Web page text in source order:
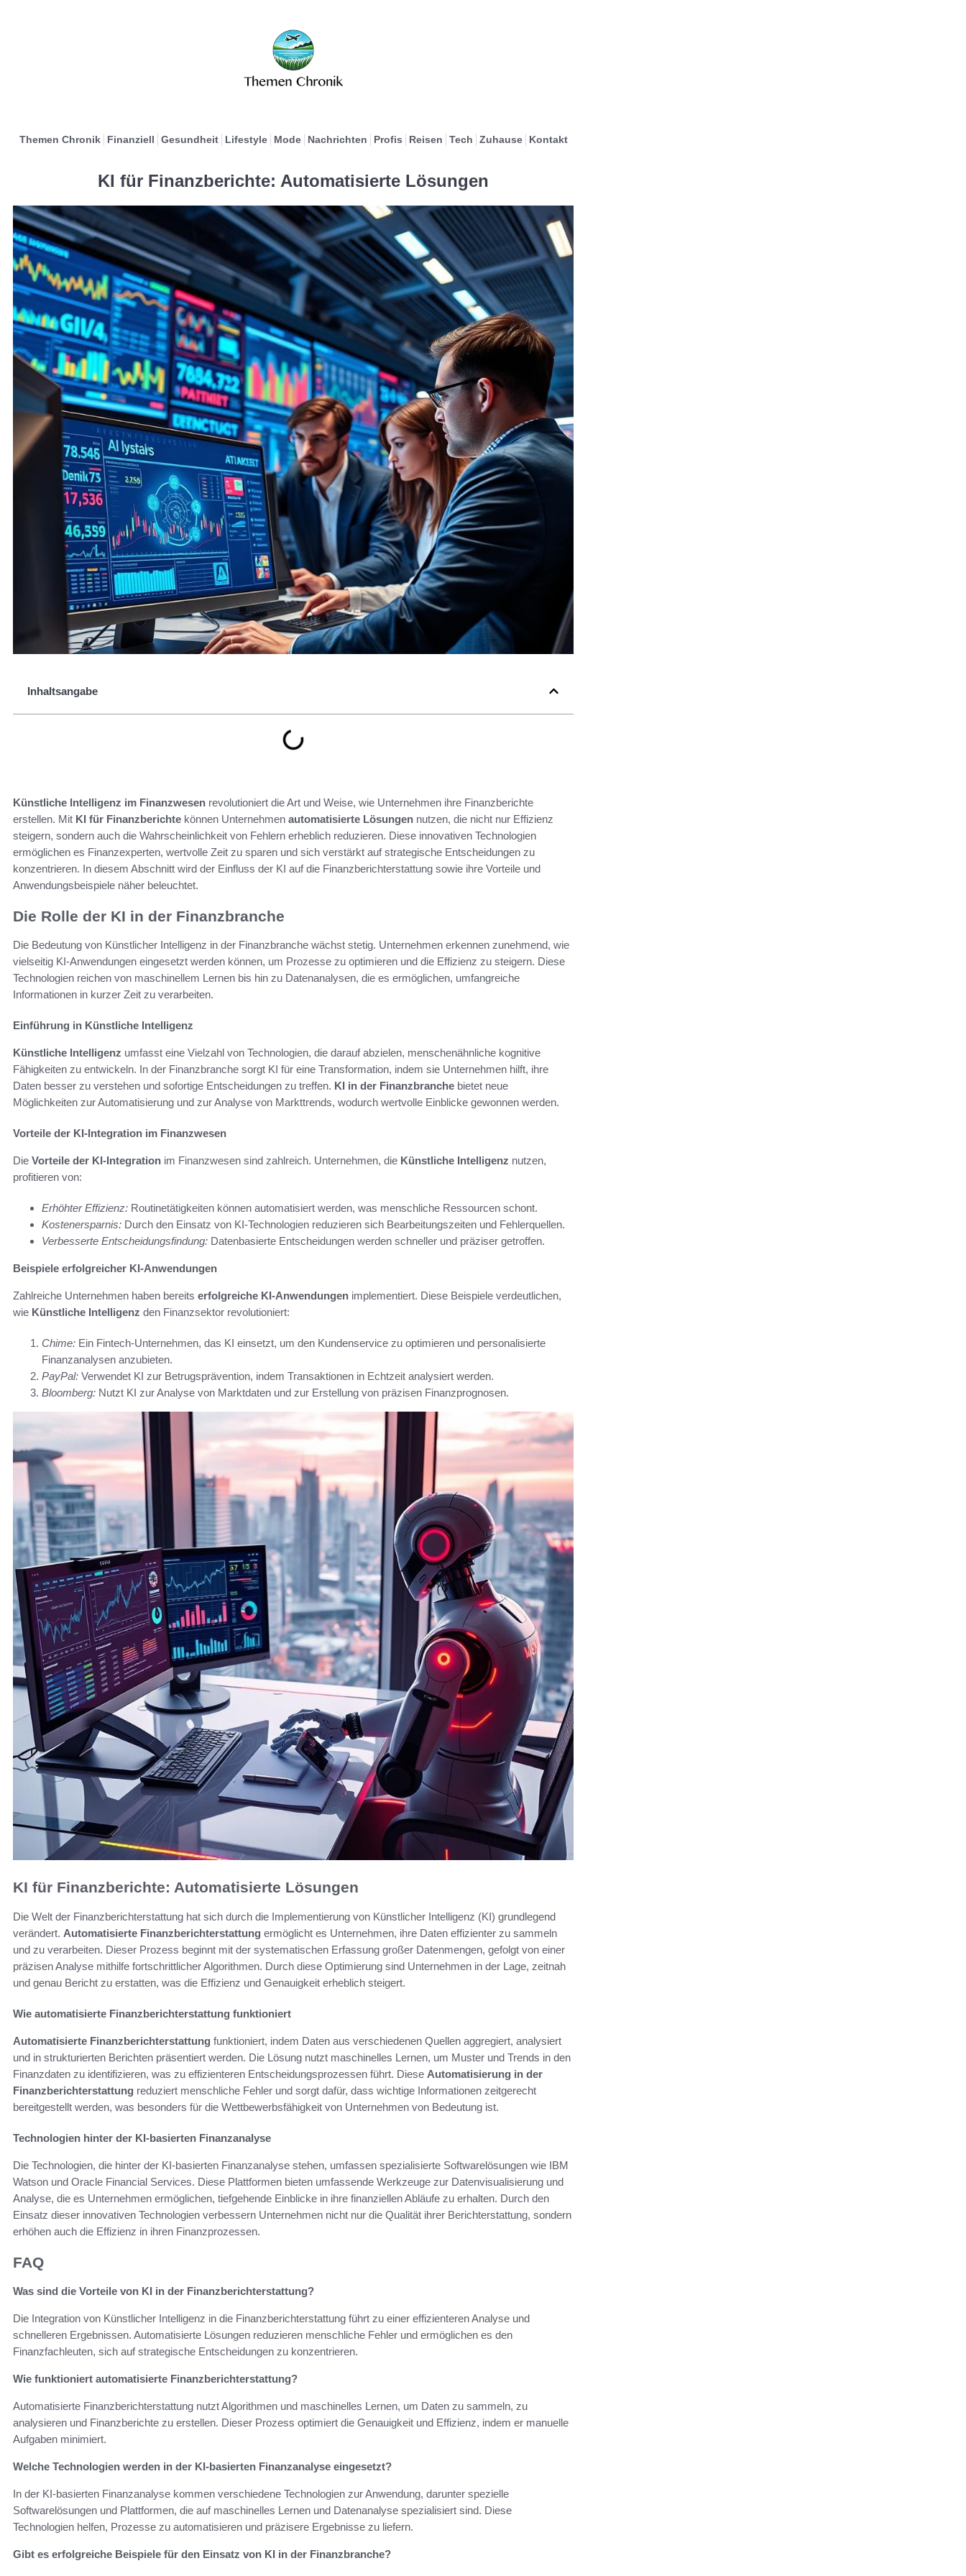
Themen Chronik Finanziell Gesundheit Lifestyle Mode Nachrichten Profis Reisen Tech Zuhause Kontakt
KI für Finanzberichte: Automatisierte Lösungen
Inhaltsangabe
Künstliche Intelligenz im Finanzwesen revolutioniert die Art und Weise, wie Unternehmen ihre Finanzberichte
erstellen. Mit KI für Finanzberichte können Unternehmen automatisierte Lösungen nutzen, die nicht nur Effizienz
steigern, sondern auch die Wahrscheinlichkeit von Fehlern erheblich reduzieren. Diese innovativen Technologien
ermöglichen es Finanzexperten, wertvolle Zeit zu sparen und sich verstärkt auf strategische Entscheidungen zu
konzentrieren. In diesem Abschnitt wird der Einfluss der KI auf die Finanzberichterstattung sowie ihre Vorteile und
Anwendungsbeispiele näher beleuchtet.
Die Rolle der KI in der Finanzbranche
Die Bedeutung von Künstlicher Intelligenz in der Finanzbranche wächst stetig. Unternehmen erkennen zunehmend, wie
vielseitig KI-Anwendungen eingesetzt werden können, um Prozesse zu optimieren und die Effizienz zu steigern. Diese
Technologien reichen von maschinellem Lernen bis hin zu Datenanalysen, die es ermöglichen, umfangreiche
Informationen in kurzer Zeit zu verarbeiten.
Einführung in Künstliche Intelligenz
Künstliche Intelligenz umfasst eine Vielzahl von Technologien, die darauf abzielen, menschenähnliche kognitive
Fähigkeiten zu entwickeln. In der Finanzbranche sorgt KI für eine Transformation, indem sie Unternehmen hilft, ihre
Daten besser zu verstehen und sofortige Entscheidungen zu treffen. KI in der Finanzbranche bietet neue
Möglichkeiten zur Automatisierung und zur Analyse von Markttrends, wodurch wertvolle Einblicke gewonnen werden.
Vorteile der KI-Integration im Finanzwesen
Die Vorteile der KI-Integration im Finanzwesen sind zahlreich. Unternehmen, die Künstliche Intelligenz nutzen,
profitieren von:
Erhöhter Effizienz: Routinetätigkeiten können automatisiert werden, was menschliche Ressourcen schont.
Kostenersparnis: Durch den Einsatz von KI-Technologien reduzieren sich Bearbeitungszeiten und Fehlerquellen.
Verbesserte Entscheidungsfindung: Datenbasierte Entscheidungen werden schneller und präziser getroffen.
Beispiele erfolgreicher KI-Anwendungen
Zahlreiche Unternehmen haben bereits erfolgreiche KI-Anwendungen implementiert. Diese Beispiele verdeutlichen,
wie Künstliche Intelligenz den Finanzsektor revolutioniert:
Chime: Ein Fintech-Unternehmen, das KI einsetzt, um den Kundenservice zu optimieren und personalisierte
Finanzanalysen anzubieten.
PayPal: Verwendet KI zur Betrugsprävention, indem Transaktionen in Echtzeit analysiert werden.
Bloomberg: Nutzt KI zur Analyse von Marktdaten und zur Erstellung von präzisen Finanzprognosen.
KI für Finanzberichte: Automatisierte Lösungen
Die Welt der Finanzberichterstattung hat sich durch die Implementierung von Künstlicher Intelligenz (KI) grundlegend
verändert. Automatisierte Finanzberichterstattung ermöglicht es Unternehmen, ihre Daten effizienter zu sammeln
und zu verarbeiten. Dieser Prozess beginnt mit der systematischen Erfassung großer Datenmengen, gefolgt von einer
präzisen Analyse mithilfe fortschrittlicher Algorithmen. Durch diese Optimierung sind Unternehmen in der Lage, zeitnah
und genau Bericht zu erstatten, was die Effizienz und Genauigkeit erheblich steigert.
Wie automatisierte Finanzberichterstattung funktioniert
Automatisierte Finanzberichterstattung funktioniert, indem Daten aus verschiedenen Quellen aggregiert, analysiert
und in strukturierten Berichten präsentiert werden. Die Lösung nutzt maschinelles Lernen, um Muster und Trends in den
Finanzdaten zu identifizieren, was zu effizienteren Entscheidungsprozessen führt. Diese Automatisierung in der
Finanzberichterstattung reduziert menschliche Fehler und sorgt dafür, dass wichtige Informationen zeitgerecht
bereitgestellt werden, was besonders für die Wettbewerbsfähigkeit von Unternehmen von Bedeutung ist.
Technologien hinter der KI-basierten Finanzanalyse
Die Technologien, die hinter der KI-basierten Finanzanalyse stehen, umfassen spezialisierte Softwarelösungen wie IBM
Watson und Oracle Financial Services. Diese Plattformen bieten umfassende Werkzeuge zur Datenvisualisierung und
Analyse, die es Unternehmen ermöglichen, tiefgehende Einblicke in ihre finanziellen Abläufe zu erhalten. Durch den
Einsatz dieser innovativen Technologien verbessern Unternehmen nicht nur die Qualität ihrer Berichterstattung, sondern
erhöhen auch die Effizienz in ihren Finanzprozessen.
FAQ
Was sind die Vorteile von KI in der Finanzberichterstattung?
Die Integration von Künstlicher Intelligenz in die Finanzberichterstattung führt zu einer effizienteren Analyse und
schnelleren Ergebnissen. Automatisierte Lösungen reduzieren menschliche Fehler und ermöglichen es den
Finanzfachleuten, sich auf strategische Entscheidungen zu konzentrieren.
Wie funktioniert automatisierte Finanzberichterstattung?
Automatisierte Finanzberichterstattung nutzt Algorithmen und maschinelles Lernen, um Daten zu sammeln, zu
analysieren und Finanzberichte zu erstellen. Dieser Prozess optimiert die Genauigkeit und Effizienz, indem er manuelle
Aufgaben minimiert.
Welche Technologien werden in der KI-basierten Finanzanalyse eingesetzt?
In der KI-basierten Finanzanalyse kommen verschiedene Technologien zur Anwendung, darunter spezielle
Softwarelösungen und Plattformen, die auf maschinelles Lernen und Datenanalyse spezialisiert sind. Diese
Technologien helfen, Prozesse zu automatisieren und präzisere Ergebnisse zu liefern.
Gibt es erfolgreiche Beispiele für den Einsatz von KI in der Finanzbranche?